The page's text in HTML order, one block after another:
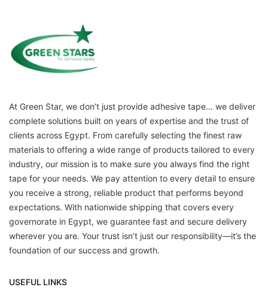
At Green Star, we don’t just provide adhesive tape… we deliver
complete solutions built on years of expertise and the trust of
clients across Egypt. From carefully selecting the finest raw
materials to offering a wide range of products tailored to every
industry, our mission is to make sure you always find the right
tape for your needs. We pay attention to every detail to ensure
you receive a strong, reliable product that performs beyond
expectations. With nationwide shipping that covers every
governorate in Egypt, we guarantee fast and secure delivery
wherever you are. Your trust isn’t just our responsibility—it’s the
foundation of our success and growth.
USEFUL LINKS